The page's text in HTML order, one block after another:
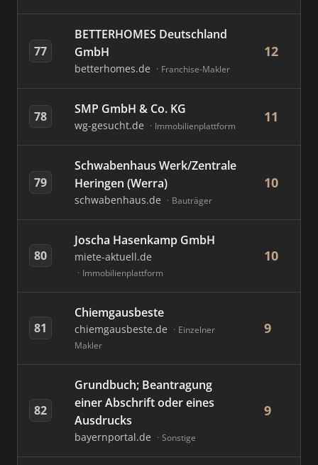
77
BETTERHOMES Deutschland
GmbH
betterhomes.de Franchise-Makler
12
78 SMP GmbH & Co. KG
wg-gesucht.de Immobilienplattform
11
79
Schwabenhaus Werk/Zentrale
Heringen (Werra)
schwabenhaus.de Bauträger
10
80
Joscha Hasenkamp GmbH
miete-aktuell.de
Immobilienplattform
10
81
Chiemgausbeste
chiemgausbeste.de
Einzelner
Makler
9
82
Grundbuch; Beantragung
einer Abschrift oder eines
Ausdrucks
bayernportal.de Sonstige
9